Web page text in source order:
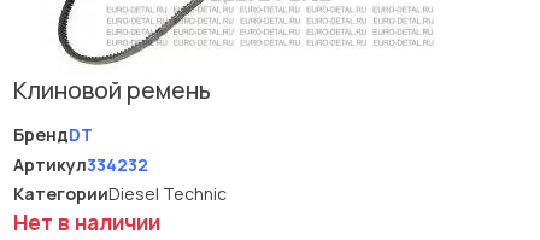
Клиновой ремень
БрендDT
Артикул334232
КатегорииDiesel Technic
Нет в наличии